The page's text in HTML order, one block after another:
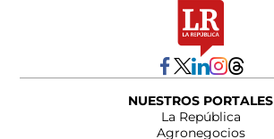
NUESTROS PORTALES
La República
Agronegocios